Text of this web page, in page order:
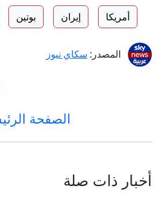
أمريكا إيران بوتين
المصدر: سكاي نيوز
الصفحة
أخبار ذات صلة